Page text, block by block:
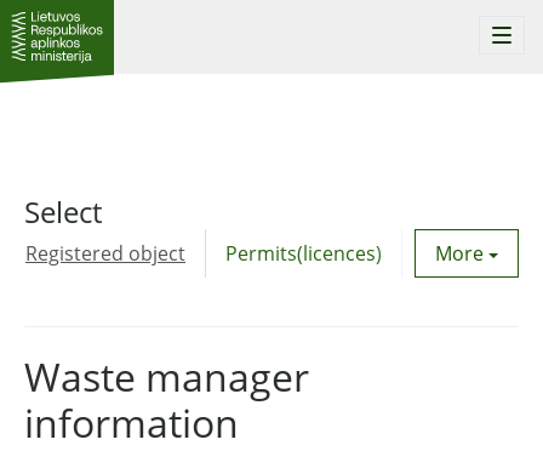
Select
Registered object Permits(licences) Utility
More
Waste manager
information